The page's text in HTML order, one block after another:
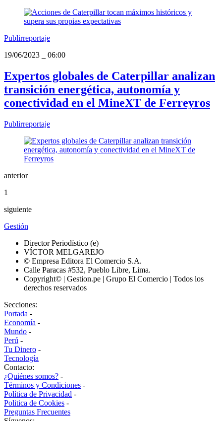
Publirreportaje
19/06/2023
06:00
Expertos globales de Caterpillar analizan
transición energética, autonomía y
conectividad en el MineXT de Ferreyros
Publirreportaje
anterior
1
siguiente
Gestión
Director Periodístico (e)
VÍCTOR MELGAREJO
© Empresa Editora El Comercio S.A.
Calle Paracas #532, Pueblo Libre, Lima.
Copyright© | Gestion.pe | Grupo El Comercio | Todos los
derechos reservados
Secciones:
Portada -
Economía -
Mundo -
Perú -
Tu Dinero -
Tecnología
Contacto:
¿Quiénes somos? -
Términos y Condiciones -
Política de Privacidad -
Politica de Cookies -
Preguntas Frecuentes